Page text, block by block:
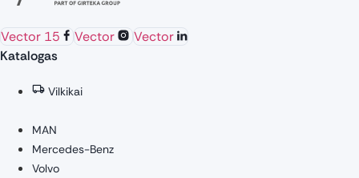
Vector 15 Vector
Vector
Katalogas
Vilkikai
MAN
Mercedes-Benz
Volvo